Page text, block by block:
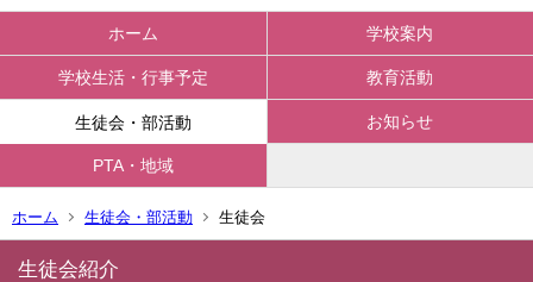
ホーム 学校案内
学校生活・行事予定 教育活動
生徒会・部活動 お知らせ
PTA・地域
ホーム 生徒会・部活動 生徒会
生徒会紹介